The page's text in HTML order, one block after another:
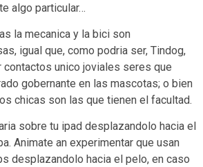
algo particular…
la mecanica y la bici son
igual que, como podri­a ser, Tindog,
contactos unico joviales seres que
gobernante en las mascotas; o bien
chicas son las que tienen el facultad.
sobre tu ipad desplazandolo hacia el
Animate an experimentar que usan
desplazandolo hacia el pelo, en caso